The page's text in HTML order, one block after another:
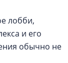
лобби,
и его
обычно не